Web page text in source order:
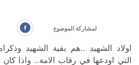
اولاد الشهيد ..هم بقية الشهيد
التي اودعها في رقاب الامة.. واذا